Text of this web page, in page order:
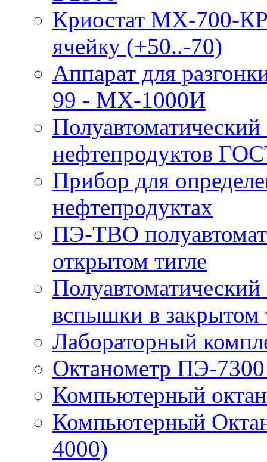
Криостат МХ-700-
ячейку (+50..-70)
Аппарат для
99 - MX-1000И
Полуавтоматический
нефтепродуктов
Прибор для
нефтепродуктах
ПЭ-ТВО
открытом тигле
вспышки в закрытом
Лабораторный
Октанометр ПЭ-
Компьютерный
Компьютерный
4000)